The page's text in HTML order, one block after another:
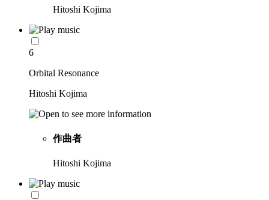
Hitoshi Kojima
6
Orbital Resonance
Hitoshi Kojima
作曲者
Hitoshi Kojima